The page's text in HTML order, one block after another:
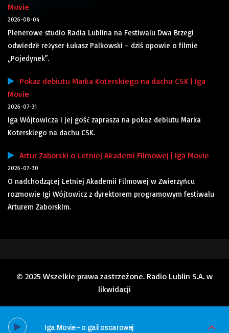
Movie
2026-08-04
Plenerowe studio Radia Lublina na Festiwalu Dwa Brzegi
odwiedził reżyser Łukasz Palkowski – dziś opowie o filmie
„Pojedynek”.
Pokaz debiutu Marka Koterskiego na dachu CSK | Iga
Movie
2026-07-31
Iga Wójtowicza i jej gość zaprasza na pokaz debiutu Marka
Koterskiego na dachu CSK.
Artur Zaborski o Letniej Akademi Filmowej | Iga Movie
2026-07-30
O nadchodzącej Letniej Akademii Filmowej w Zwierzyńcu
rozmowie Igi Wójtowicz z dyrektorem programowym festiwalu
Arturem Zaborskim.
© 2025 Wszelkie prawa zastrzeżone. Radio Lublin S.A. w
likwidacji
Iga Movie – o gali oscarowej